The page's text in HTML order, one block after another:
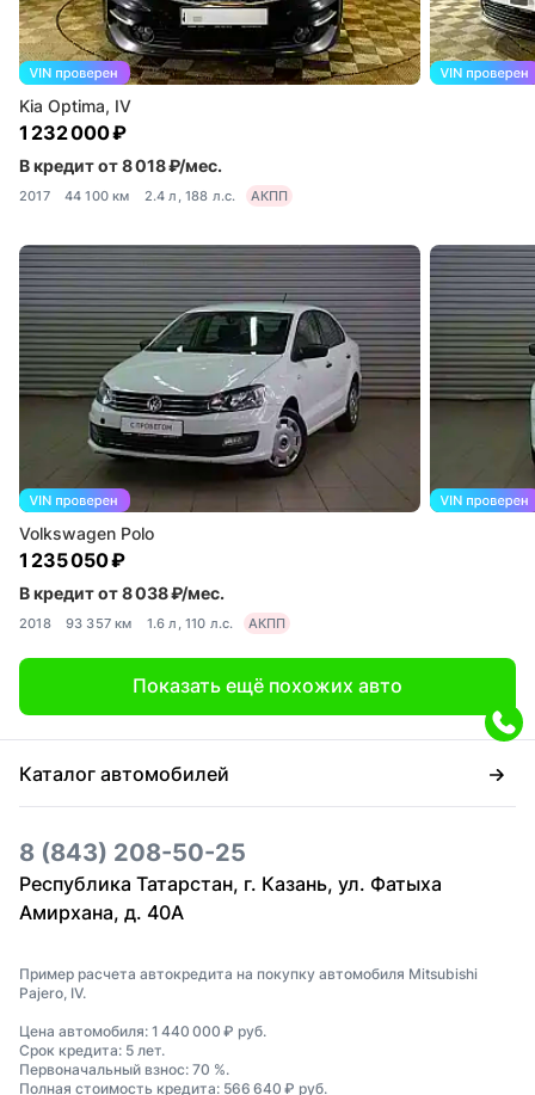
Kia Optima, IV
1 232 000 ₽
В кредит от 8 018 ₽/мес.
2017 44 100 км 2.4 л, 188 л.с. АКПП
Volkswagen Polo
1 235 050 ₽
В кредит от 8 038 ₽/мес.
2018 93 357 км 1.6 л, 110 л.с. АКПП
Показать ещё похожих авто
Каталог автомобилей
8 (843) 208-50-25
Республика Татарстан, г. Казань, ул. Фатыха
Амирхана, д. 40А
Пример расчета автокредита на покупку автомобиля Mitsubishi
Pajero, IV.
Цена автомобиля: 1 440 000 ₽ руб.
Срок кредита: 5 лет.
Первоначальный взнос: 70 %.
Полная стоимость кредита: 566 640 ₽ руб.